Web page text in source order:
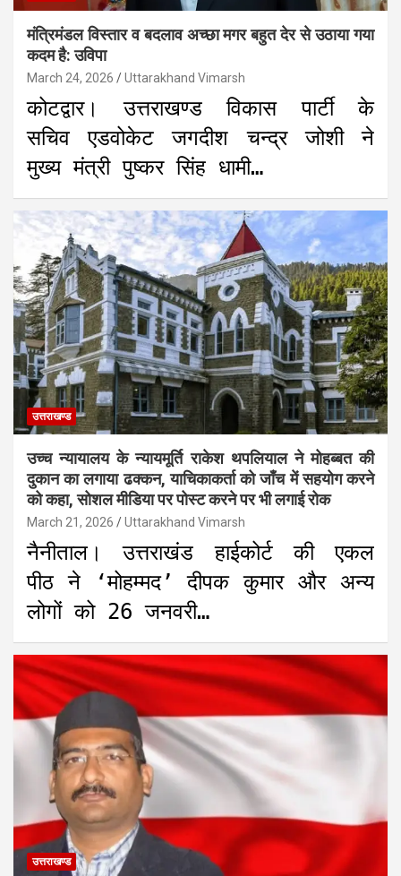
मंत्रिमंडल विस्तार व बदलाव अच्छा मगर बहुत देर से उठाया गया
कदम है: उविपा
March 24, 2026 Uttarakhand Vimarsh
कोटद्वार। उत्तराखण्ड विकास पार्टी के
सचिव एडवोकेट जगदीश चन्द्र जोशी ने
मुख्य मंत्री पुष्कर सिंह धामी…
उत्तराखण्ड
उच्च न्यायालय के न्यायमूर्ति राकेश थपलियाल ने मोहब्बत की
दुकान का लगाया ढक्कन, याचिकाकर्ता को जाँच में सहयोग करने
को कहा, सोशल मीडिया पर पोस्ट करने पर भी लगाई रोक
March 21, 2026 Uttarakhand Vimarsh
नैनीताल। उत्तराखंड हाईकोर्ट की एकल
पीठ ने ‘मोहम्मद’ दीपक कुमार और अन्य
लोगों को 26 जनवरी…
उत्तराखण्ड